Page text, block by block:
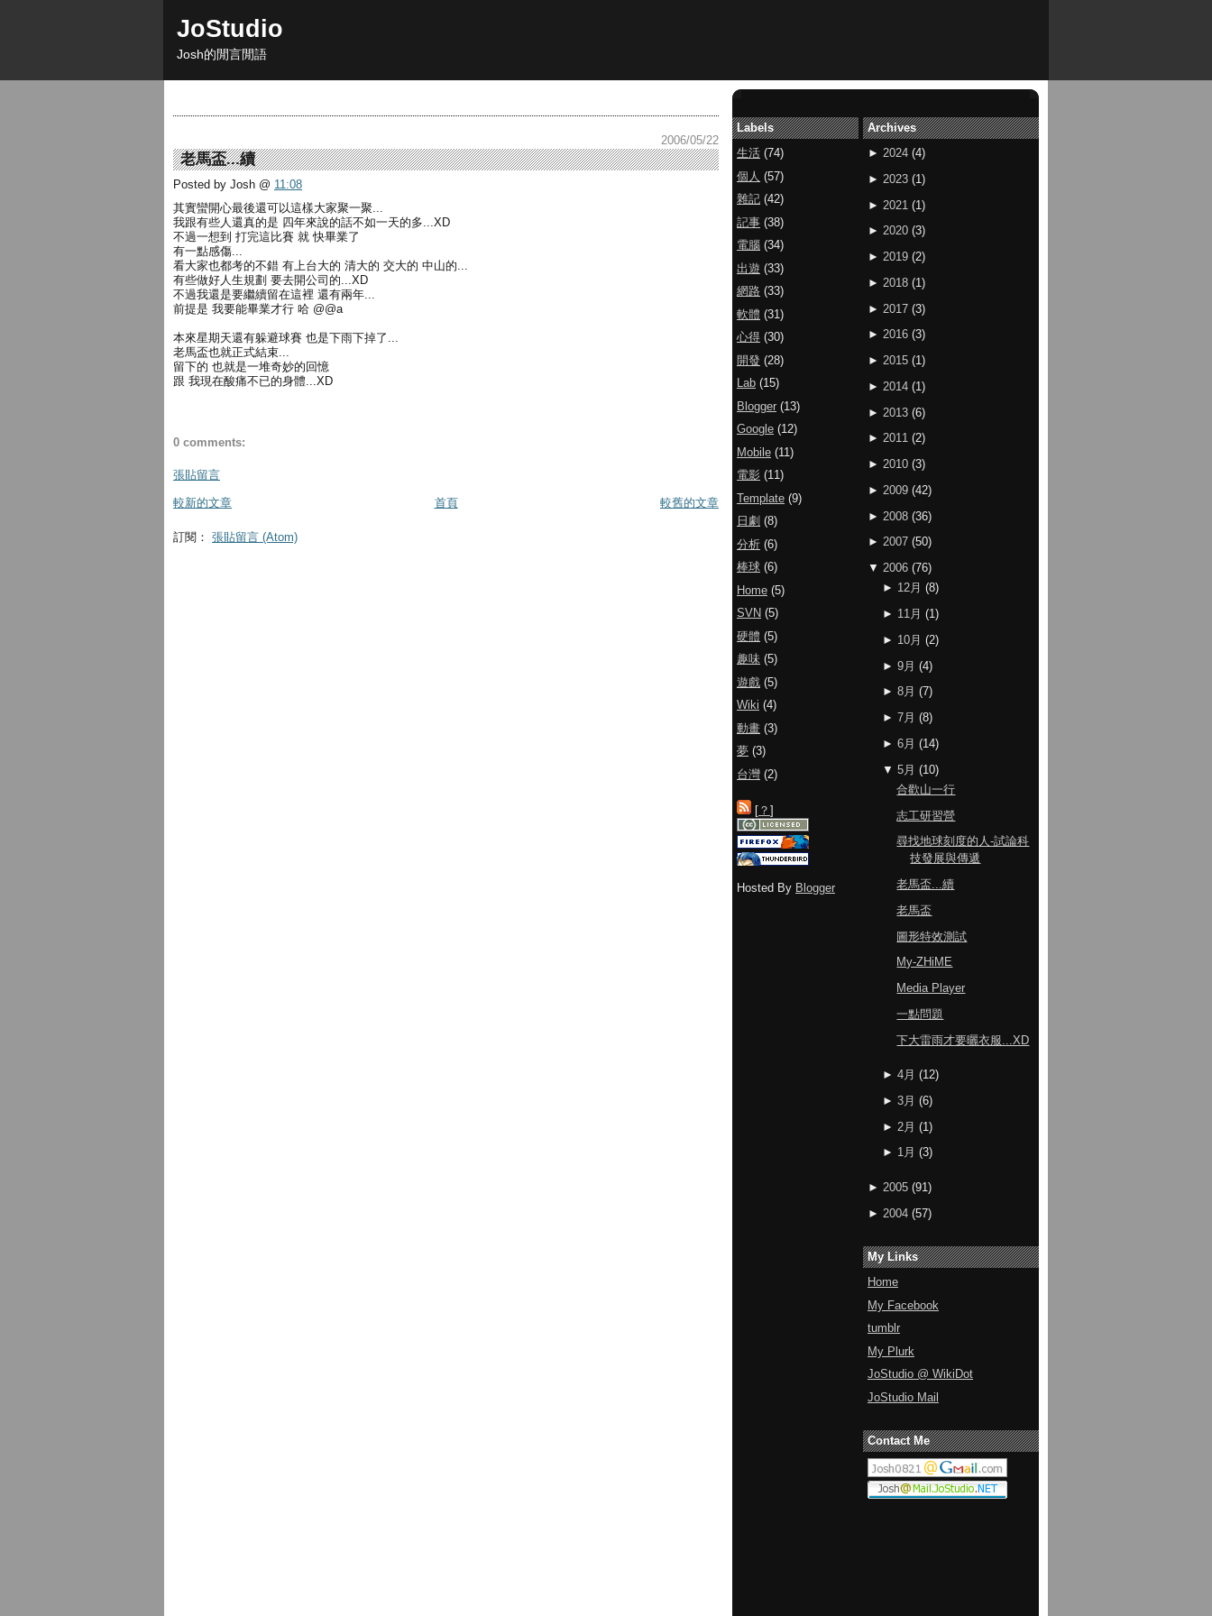
JoStudio
Josh的閒言閒語
2006/05/22
老馬盃...續
Posted by Josh @ 11:08
其實蠻開心最後還可以這樣大家聚一聚...
我跟有些人還真的是 四年來說的話不如一天的多...XD
不過一想到 打完這比賽 就 快畢業了
有一點感傷...
看大家也都考的不錯 有上台大的 清大的 交大的 中山的...
有些做好人生規劃 要去開公司的...XD
不過我還是要繼續留在這裡 還有兩年...
前提是 我要能畢業才行 哈 @@a
本來星期天還有躲避球賽 也是下雨下掉了...
老馬盃也就正式結束...
留下的 也就是一堆奇妙的回憶
跟 我現在酸痛不已的身體...XD
0 comments:
張貼留言
較新的文章 較舊的文章
首頁
訂閱： 張貼留言 (Atom)
Archives
► 2024 (4)
► 2023 (1 )
► 2021 (1)
► 2020 (3)
► 2019 (2)
► 2018 (1 )
► 2017 (3)
► 2016 (3)
► 2015 (1)
► 2014 (1 )
► 2013 (6)
► 2011 (2)
► 2010 (3)
► 2009 (42)
► 2008 (36)
► 2007 (50)
▼ 2006 (76)
► 12月 (8)
► 11月 (1)
► 10月 (2)
► 9月 (4)
► 8月 (7)
► 7月 (8)
► 6月 (14)
▼ 5月 (10)
合歡山一行
志工研習營
尋找地球刻度的人-試論科
技發展與傳遞
老馬盃...續
老馬盃
圖形特效測試
My-ZHiME
Media Player
一點問題
下大雷雨才要曬衣服...XD
► 4月 (12)
► 3月 (6)
► 2月 (1)
► 1月 (3)
► 2005 (91 )
► 2004 (57)
My Links
Home
My Facebook
tumblr
My Plurk
JoStudio @ WikiDot
JoStudio Mail
Contact Me
Labels
生活 (74)
個人 (57)
雜記 (42)
記事 (38)
電腦 (34)
出遊 (33)
網路 (33)
軟體 (31)
心得 (30)
開發 (28)
Lab (15)
Blogger (13)
Google (12)
Mobile (11)
電影 (11)
Template (9)
日劇 (8)
分析 (6)
棒球 (6)
Home (5)
SVN (5)
硬體 (5)
趣味 (5)
遊戲 (5)
Wiki (4)
動畫 (3)
夢 (3)
台灣 (2)
[ ？ ]
Hosted By Blogger